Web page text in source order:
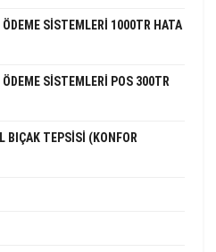
SISTEMLERI 1000TR HATA
SISTEMLERI POS 300TR
BIÇAK TEPSISI (KONFOR